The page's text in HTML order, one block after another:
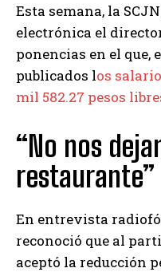
Esta semana, la
electrónica el
ponencias en el que,
publicados los
mil 582.27 pesos
“No nos
restaurante”
En entrevista
reconoció que al
aceptó la reducción